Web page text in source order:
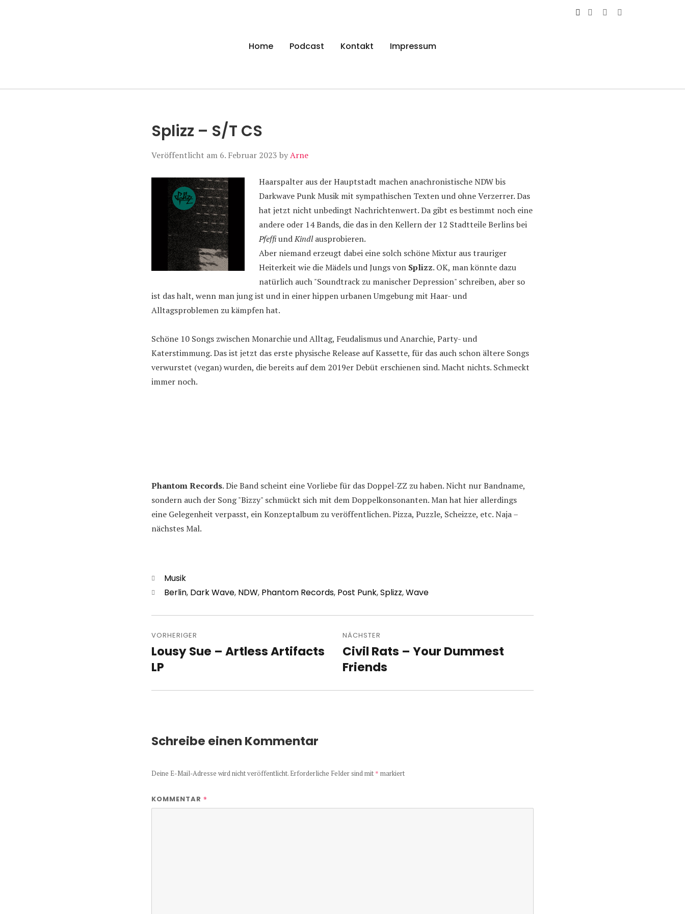
Manierenversagen
Home Podcast Kontakt Impressum
Splizz – S/T CS
Veröffentlicht am 6. Februar 2023 byArne
Haarspalter aus der Hauptstadt machen anachronistische NDW bis
Darkwave Punk Musik mit sympathischen Texten und ohne Verzerrer. Das
hat jetzt nicht unbedingt Nachrichtenwert. Da gibt es bestimmt noch eine
andere oder 14 Bands, die das in den Kellern der 12 Stadtteile Berlins bei
PfeffiundKindlausprobieren.
Aber niemand erzeugt dabei eine solch schöne Mixtur aus trauriger
Heiterkeit wie die Mädels und Jungs von Splizz. OK, man könnte dazu
natürlich auch "Soundtrack zu manischer Depression" schreiben, aber so
ist das halt, wenn man jung ist und in einer hippen urbanen Umgebung mit Haar- und
Alltagsproblemen zu kämpfen hat.
Schöne 10 Songs zwischen Monarchie und Alltag, Feudalismus und Anarchie, Party- und
Katerstimmung. Das ist jetzt das erste physische Release auf Kassette, für das auch schon ältere Songs
verwurstet (vegan) wurden, die bereits auf dem 2019er Debüt erschienen sind. Macht nichts. Schmeckt
immer noch.
Phantom Records. Die Band scheint eine Vorliebe für das Doppel-ZZ zu haben. Nicht nur Bandname,
sondern auch der Song "Bizzy" schmückt sich mit dem Doppelkonsonanten. Man hat hier allerdings
eine Gelegenheit verpasst, ein Konzeptalbum zu veröffentlichen. Pizza, Puzzle, Scheizze, etc. Naja –
nächstes Mal.
Kategorien
Musik
Schlagwörter
Berlin, Dark Wave, NDW, Phantom Records, Post Punk,Splizz,Wave
VORHERIGER
Vorheriger
Beitrag:
Lousy Sue – Artless Artifacts
LP
NÄCHSTER
Nächster
Beitrag:
Civil Rats – Your Dummest
Friends
Schreibe einen Kommentar
Deine E-Mail-Adresse wird nicht veröffentlicht. Erforderliche Felder sind mit * markiert
KOMMENTAR *